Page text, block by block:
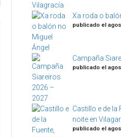
Xa roda o
publicado el
Campaña
publicado el
Castillo e de la
noite en
publicado el